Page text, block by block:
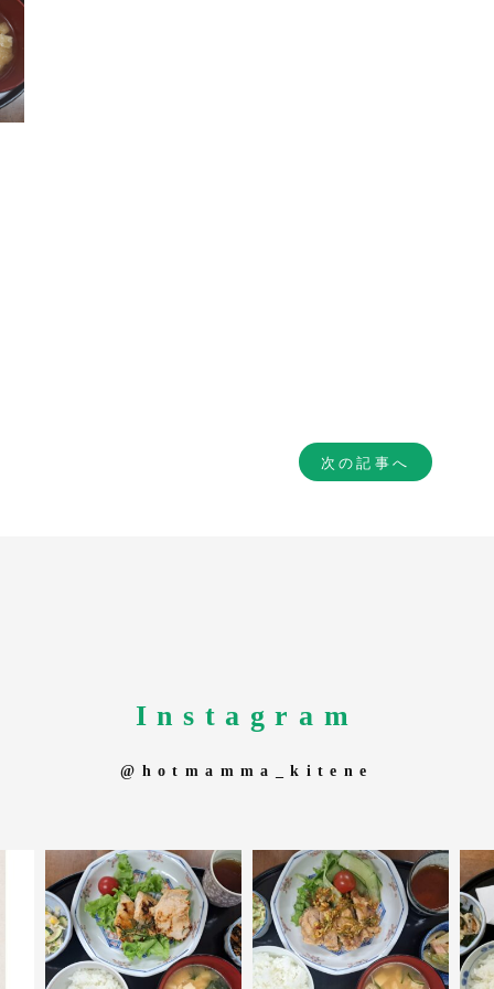
次の記事へ
Instagram
@hotmamma_kitene